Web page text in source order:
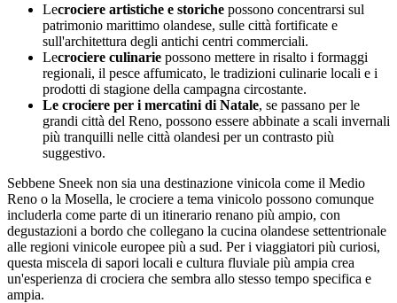
Lecrociere artistiche e storiche possono concentrarsi sul
patrimonio marittimo olandese, sulle città fortificate e
sull'architettura degli antichi centri commerciali.
Lecrociere culinarie possono mettere in risalto i formaggi
regionali, il pesce affumicato, le tradizioni culinarie locali e i
prodotti di stagione della campagna circostante.
Le crociere per i mercatini di Natale, se passano per le
grandi città del Reno, possono essere abbinate a scali invernali
più tranquilli nelle città olandesi per un contrasto più
suggestivo.
Sebbene Sneek non sia una destinazione vinicola come il Medio
Reno o la Mosella, le crociere a tema vinicolo possono comunque
includerla come parte di un itinerario renano più ampio, con
degustazioni a bordo che collegano la cucina olandese settentrionale
alle regioni vinicole europee più a sud. Per i viaggiatori più curiosi,
questa miscela di sapori locali e cultura fluviale più ampia crea
un'esperienza di crociera che sembra allo stesso tempo specifica e
ampia.